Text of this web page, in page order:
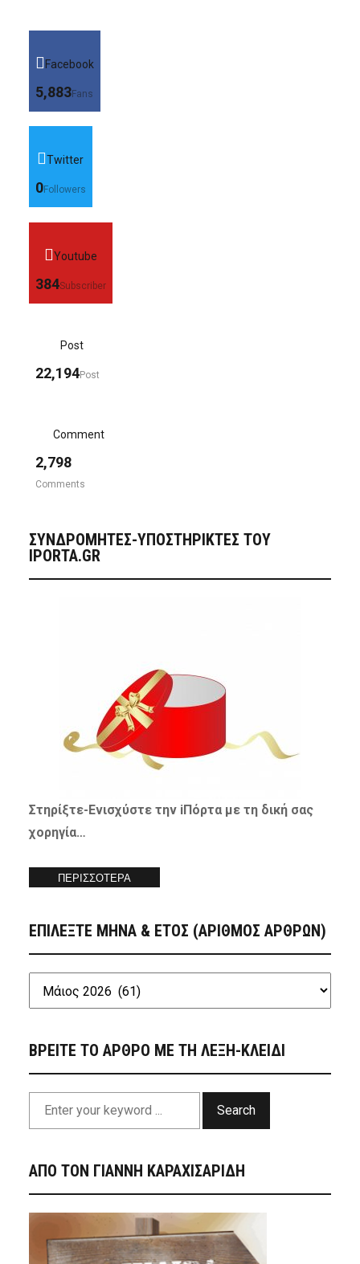
Facebook
5,883Fans
Twitter
0Followers
Youtube
384Subscriber
Post
22,194Post
Comment
2,798
Comments
ΣΥΝΔΡΟΜΗΤΈΣ-ΥΠΟΣΤΗΡΙΚΤΈΣ ΤΟΥ
IPORTA.GR
Στηρίξτε- Ενισχύστετην iΠόρτα με τη δική σας
χορηγία…
ΠΕΡΙΣΣΟΤΕΡΑ
ΕΠΙΛΕΞΤΕ ΜΗΝΑ & ΕΤΟΣ (ΑΡΙΘΜΟΣ ΑΡΘΡΩΝ)
ΒΡΕΙΤΕ ΤΟ ΑΡΘΡΟ ΜΕ ΤΗ ΛΕΞΗ-ΚΛΕΙΔΙ
Search
ΑΠΟ ΤΟΝ ΓΙΑΝΝΗ ΚΑΡΑΧΙΣΑΡΙΔΗ